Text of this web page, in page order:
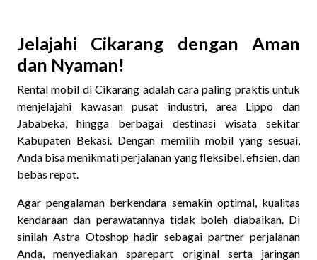
Jelajahi Cikarang dengan Aman
dan Nyaman!
Rental mobil di Cikarang adalah cara paling praktis untuk
menjelajahi kawasan pusat industri, area Lippo dan
Jababeka, hingga berbagai destinasi wisata sekitar
Kabupaten Bekasi. Dengan memilih mobil yang sesuai,
Anda bisa menikmati perjalanan yang fleksibel, efisien, dan
bebas repot.
Agar pengalaman berkendara semakin optimal, kualitas
kendaraan dan perawatannya tidak boleh diabaikan. Di
sinilah Astra Otoshop hadir sebagai partner perjalanan
Anda, menyediakan sparepart original serta jaringan